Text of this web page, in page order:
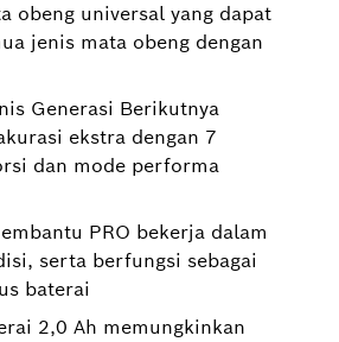
obeng universal yang dapat
jenis mata obeng dengan
Generasi Berikutnya
ekstra dengan 7
dan mode performa
PRO bekerja dalam
serta berfungsi sebagai
baterai
2,0 Ah memungkinkan